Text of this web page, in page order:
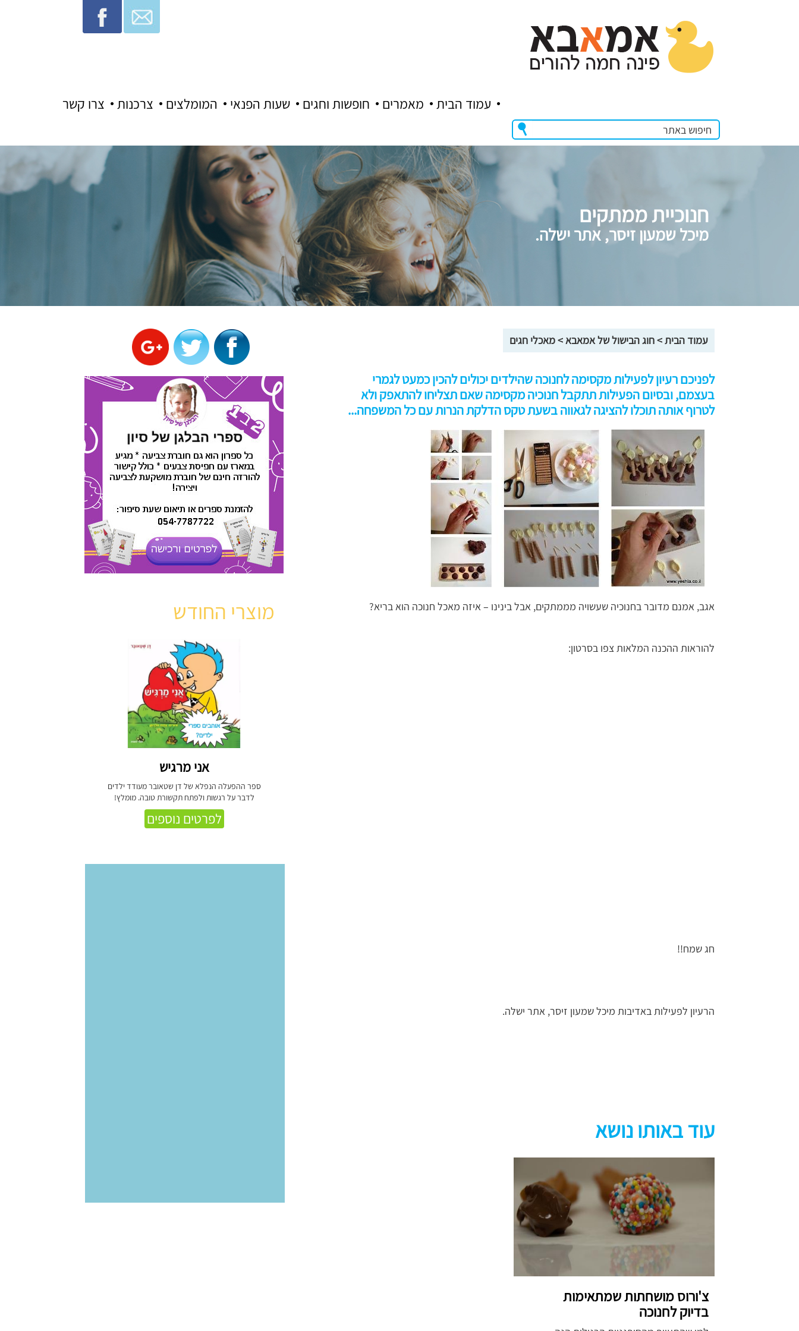
צרו קשר צרכנות המומלצים שעות הפנאי חופשות וחגים מאמרים עמוד הבית
חנוכיית ממתקים
מיכל שמעון זיסר, אתר ישלה.
עמוד הבית>חוג הבישול של אמאבא>מאכלי חגים
לפניכם רעיון לפעילות מקסימה לחנוכה שהילדים יכולים להכין כמעט לגמרי
בעצמם, ובסיום הפעילות תתקבל חנוכיה מקסימה שאם תצליחו להתאפק ולא
לטרוף אותה תוכלו להציגה לגאווה בשעת טקס הדלקת הנרות עם כל המשפחה...
אגב, אמנם מדובר בחנוכיה שעשויה מממתקים, אבל בינינו – איזה מאכל חנוכה הוא בריא?
להוראות ההכנה המלאות צפו בסרטון:
חג שמח!!
הרעיון לפעילות באדיבות מיכל שמעון זיסר, אתר ישלה.
עוד באותו נושא
צ'ורוס מושחתות שמתאימות
בדיוק לחנוכה
מוצרי החודש
אני מרגיש
ספר ההפעלה הנפלא של דן שטאובר מעודד ילדים
לדבר על רגשות ולפתח תקשורת טובה. מומלץ!
לפרטים נוספים